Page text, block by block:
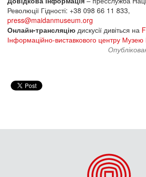
Революції Гідності: +38 098 66 11 833,
press@maidanmuseum.org
Онлайн-трансляцію дискусії дивіться на
Інформаційно-виставкового центру